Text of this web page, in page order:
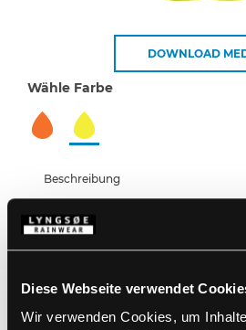
Diese Webseite verwendet
Wir verwenden Cookies, um
DOWNLOAD
Wähle Farbe
Beschreibung
100% Polyester, PU-Beschichtung,
Wind- und wasserdicht
Standards